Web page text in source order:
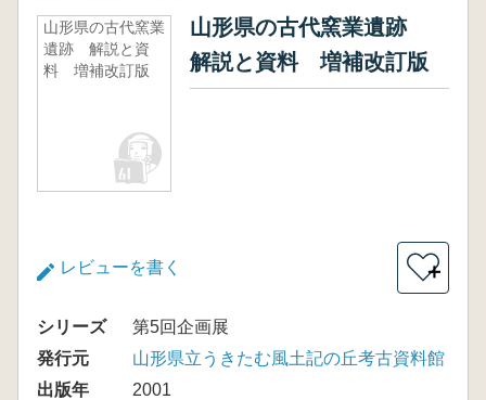
山形県の古代窯業
遺跡 解説と資
料 増補改訂版
山形県の古代窯業遺跡
解説と資料 増補改訂版
レビューを書く ＋
シリーズ
第5回企画展
発行元
山形県立うきたむ風土記の丘考古資料館
出版年
2001